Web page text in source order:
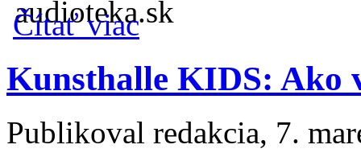
Čítať viac o Moja mobilná aplikácia Audiotéka pre
Kunsthalle KIDS: Ako
Publikoval redakcia, 7.